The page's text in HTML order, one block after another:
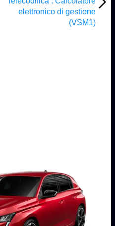
elettronico di gestione
(VSM1)